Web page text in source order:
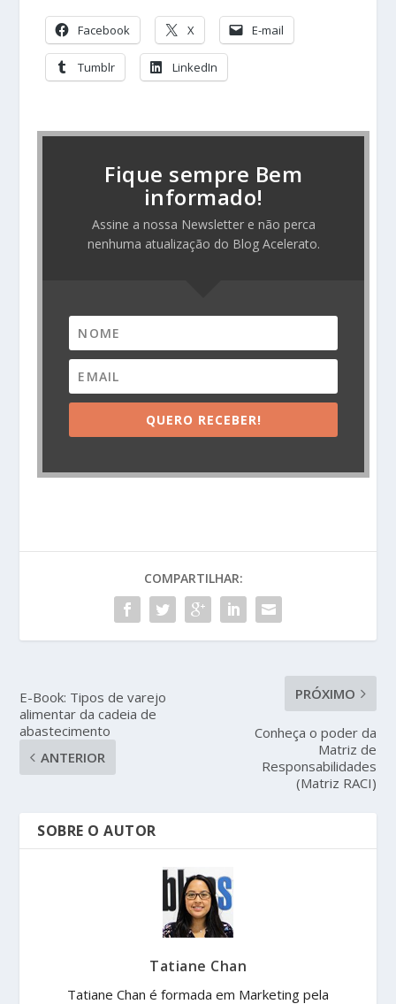
Facebook X E-mail
Tumblr LinkedIn
Fique sempre Bem
informado!
Assine a nossa Newsletter e não perca
nenhuma atualização do Blog Acelerato.
QUERO RECEBER!
COMPARTILHAR:
E-Book: Tipos de varejo
alimentar da cadeia de
abastecimento
ANTERIOR
PRÓXIMO
Conheça o poder da
Matriz de
Responsabilidades
(Matriz RACI)
SOBRE O AUTOR
Tatiane Chan
Tatiane Chan é formada em Marketing pela